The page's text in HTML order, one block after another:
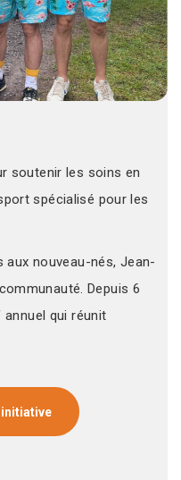
soutenir les soins en
spécialisé pour les
aux nouveau-nés, Jean-
Depuis 6
qui réunit
initiative